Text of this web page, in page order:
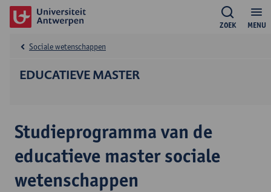
MENU
ZOEK
EDUCATIEVE MASTER
Sociale wetenschappen
Studieprogramma van de
educatieve master sociale
wetenschappen